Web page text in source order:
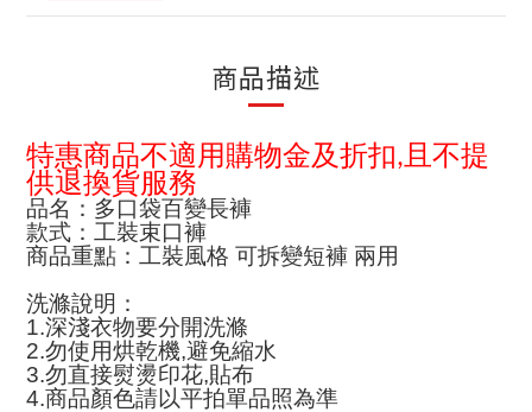
商品描述
特惠商品不適用購物金及折扣,且不提
供退換貨服務
品名：多口袋百變長褲
款式：工裝束口褲
商品重點：工裝風格 可拆變短褲 兩用
洗滌說明 ：
1.深淺衣物要分開洗滌
2.勿使用烘乾機,避免縮水
3.勿直接熨燙印花,貼布
4.商品顏色請以平拍單品照為準